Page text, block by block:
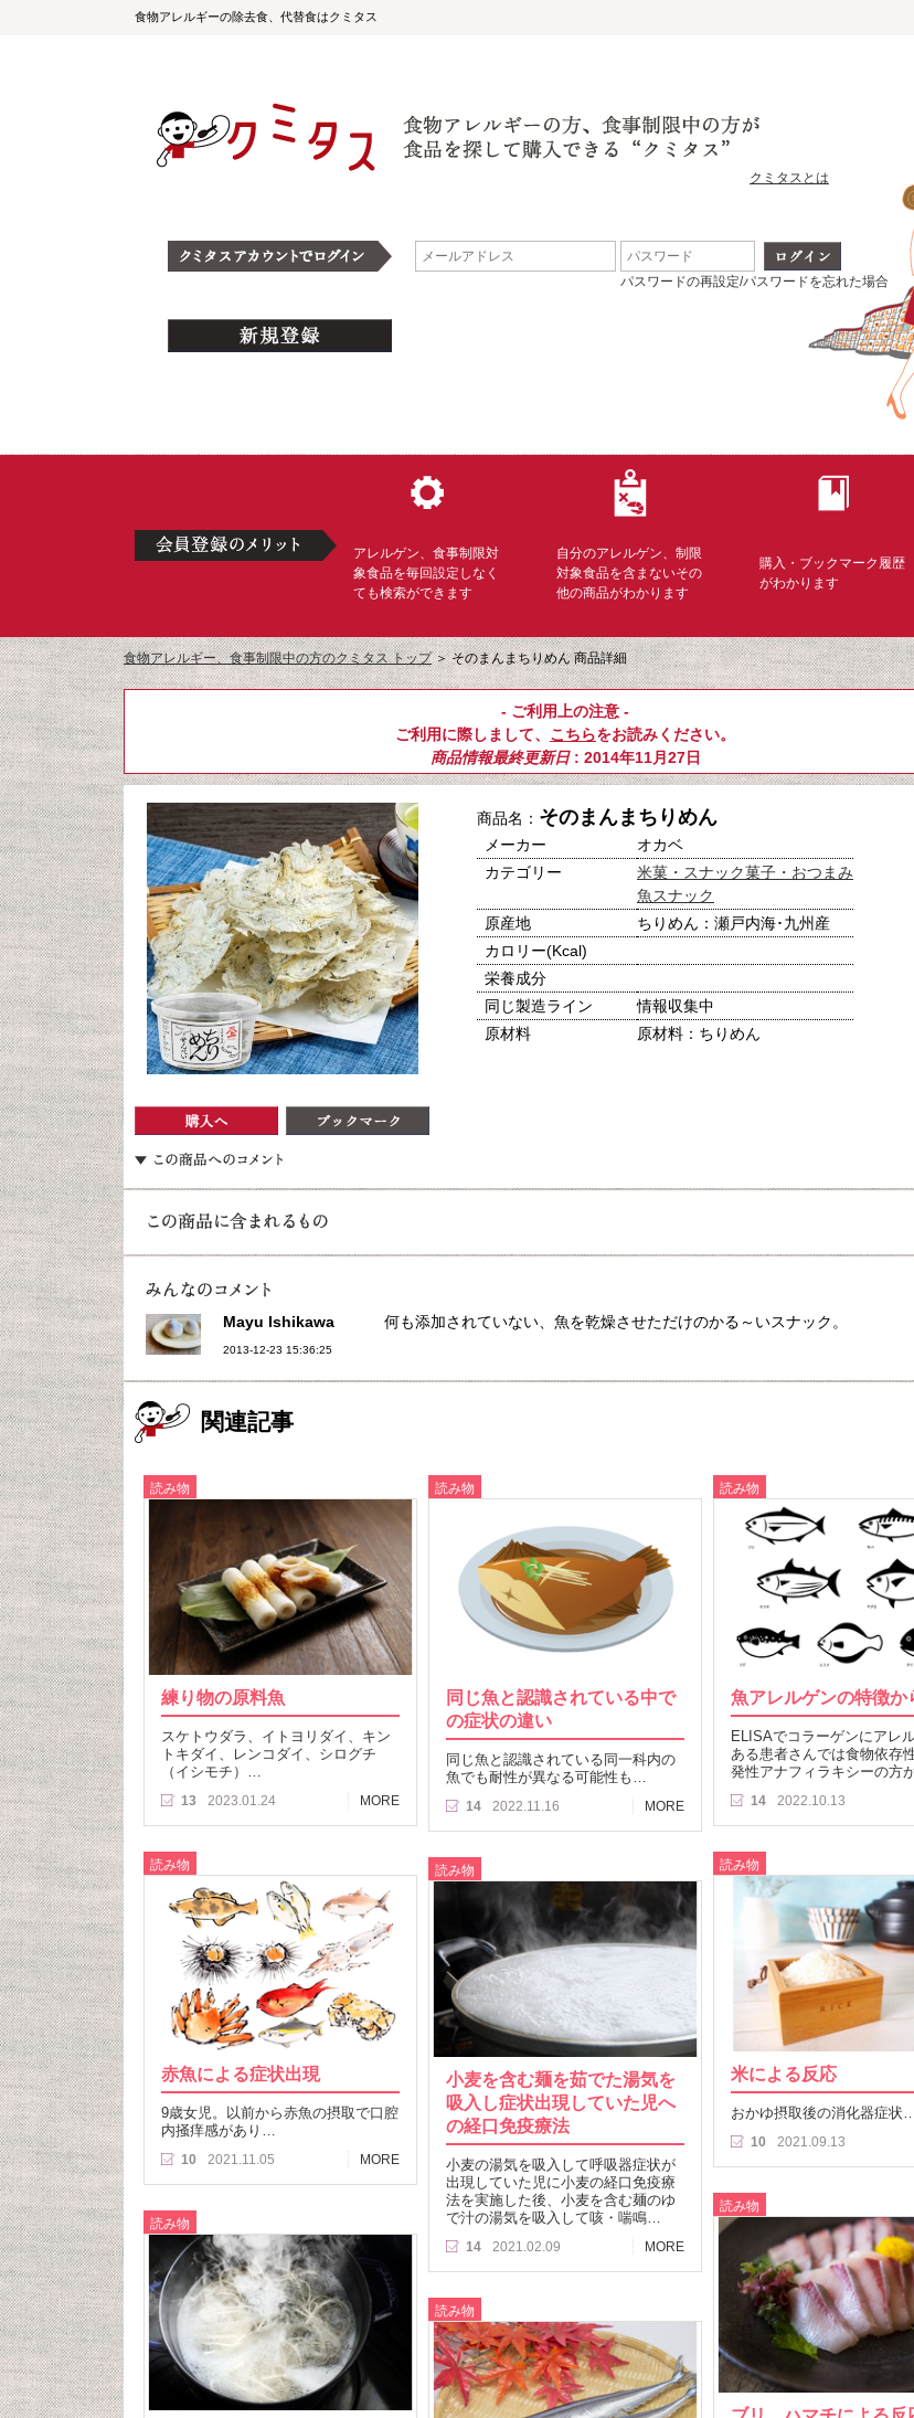
食物アレルギーの除去食、代替食はクミタス
クミタスとは
パスワードの再設定/パスワードを忘れた場合
アレルゲン、食事制限対
象食品を毎回設定しなく
ても検索ができます
自分のアレルゲン、制限
対象食品を含まないその
他の商品がわかります
購入・ブックマーク履歴
がわかります
食物アレルギー、食事制限中の方のクミタス トップ＞そのまんまちりめん 商品詳細
- ご利用上の注意 -
ご利用に際しまして、 こちらをお読みください。
商品情報最終更新日: 2014年11月27日
商品名： そのまんまちりめん
メーカー
オカベ
カテゴリー
米菓・スナック菓子・おつまみ
魚スナック
原産地
ちりめん：瀬戸内海･九州産
カロリー(Kcal)
栄養成分
同じ製造ライン
情報収集中
原材料
原材料：ちりめん
Mayu Ishikawa
2013-12-23 15:36:25
何も添加されていない、魚を乾燥させただけのかる～いスナック。
関連記事
読み物
練り物の原料魚
スケトウダラ、イトヨリダイ、キン
トキダイ、レンコダイ、シログチ
（イシモチ）…
13 2023.01.24 MORE
読み物
同じ魚と認識されている中で
の症状の違い
同じ魚と認識されている同一科内の
魚でも耐性が異なる可能性も…
14 2022.11.16 MORE
読み物
魚アレルゲンの特徴か
ELISAでコラーゲンにアレ
ある患者さんでは食物依存
発性アナフィラキシーの方
14 2022.10.13
読み物
赤魚による症状出現
9歳女児。以前から赤魚の摂取で口腔
内掻痒感があり…
10 2021.11.05 MORE
読み物
米による反応
おかゆ摂取後の消化器症状
10 2021.09.13
読み物
小麦を含む麺を茹でた湯気を
吸入し症状出現していた児へ
の経口免疫療法
小麦の湯気を吸入して呼吸器症状が
出現していた児に小麦の経口免疫療
法を実施した後、小麦を含む麺のゆ
で汁の湯気を吸入して咳・喘鳴…
14 2021.02.09 MORE
読み物
読み物
読み物